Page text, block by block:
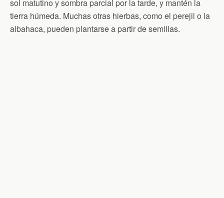
sol matutino y sombra parcial por la tarde, y mantén la
tierra húmeda. Muchas otras hierbas, como el perejil o la
albahaca, pueden plantarse a partir de semillas.